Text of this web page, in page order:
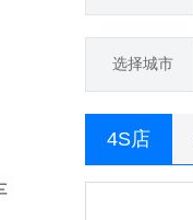
选择城市
4S店